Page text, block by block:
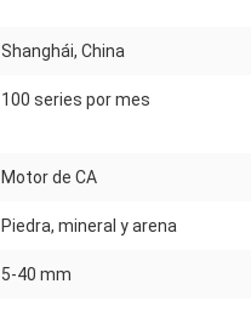
Shanghái, China
100 series por mes
Motor de CA
Piedra, mineral y arena
5-40 mm